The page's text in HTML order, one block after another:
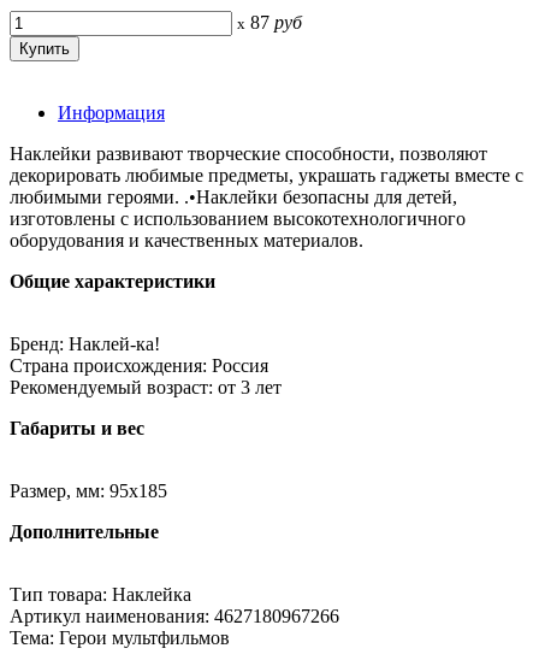
x 87 руб
Информация
Наклейки развивают творческие способности, позволяют
декорировать любимые предметы, украшать гаджеты вместе с
любимыми героями. .•Наклейки безопасны для детей,
изготовлены с использованием высокотехнологичного
оборудования и качественных материалов.
Общие характеристики
Бренд: Наклей-ка!
Страна происхождения: Россия
Рекомендуемый возраст: от 3 лет
Габариты и вес
Размер, мм: 95х185
Дополнительные
Тип товара: Наклейка
Артикул наименования: 4627180967266
Тема: Герои мультфильмов